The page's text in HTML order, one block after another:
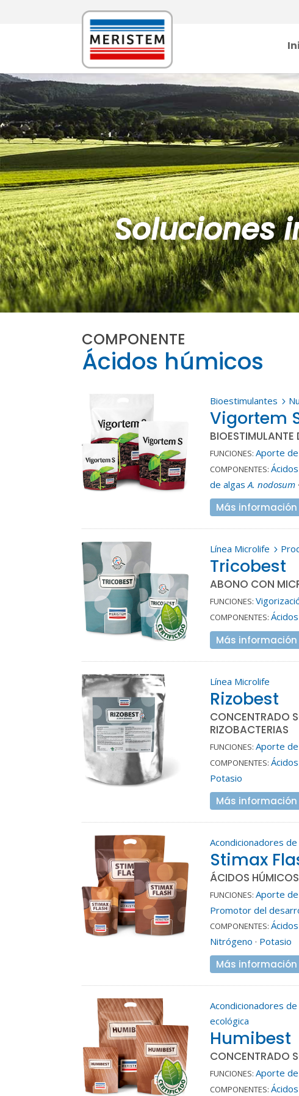
Soluciones
COMPONENTE
Ácidos húmicos
Bioestimulantes 5
Vigortem
BIOESTIMULANTE
FUNCIONES: Aporte
COMPONENTES:
de algasA. nodosum ·
Más información
Línea Microlife 5
Tricobest
ABONO CON
FUNCIONES:
COMPONENTES:
Más información
Línea Microlife
Rizobest
CONCENTRADO
RIZOBACTERIAS
FUNCIONES: Aporte
COMPONENTES:
Potasio
Más información
Acondicionadores
Stimax
ÁCIDOS
FUNCIONES: Aporte
Promotor del
COMPONENTES:
Nitrógeno · Potasio
Más información
Acondicionadores
ecológica
Humibest
CONCENTRADO
FUNCIONES: Aporte
COMPONENTES: